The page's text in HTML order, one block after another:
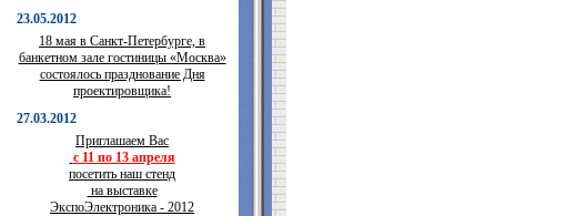
23.05.2012
18 мая в Санкт-Петербурге, в
банкетном зале гостиницы «Москва»
состоялось празднование Дня
проектировщика!
27.03.2012
Приглашаем Вас
с 11 по 13 апреля
посетить наш стенд
на выставке
ЭкспоЭлектроника - 2012